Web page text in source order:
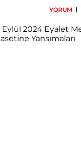
YORUM |